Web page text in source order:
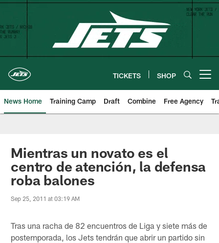
Skip
content
TICKETS SHOP
News Home Training Camp Draft Combine Free Agency
Mientras un novato es el
centro de atención, la defensa
roba balones
Sep 25, 2011 at 03:19 AM
Tras una racha de 82 encuentros de Liga y siete más de
postemporada, los Jets tendrán que abrir un partido sin